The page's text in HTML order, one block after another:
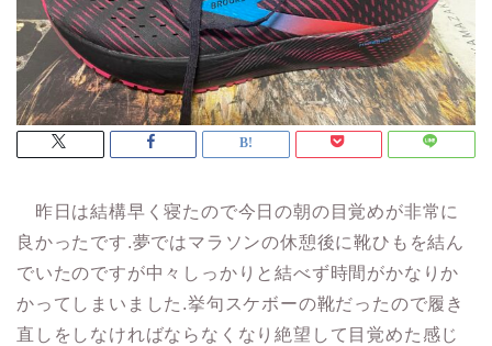
昨日は結構早く寝たので今日の朝の目覚めが非常に
良かったです.夢ではマラソンの休憩後に靴ひもを結ん
でいたのですが中々しっかりと結べず時間がかなりか
かってしまいました.挙句スケボーの靴だったので履き
直しをしなければならなくなり絶望して目覚めた感じ